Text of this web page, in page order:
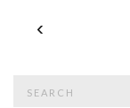
‹
for: